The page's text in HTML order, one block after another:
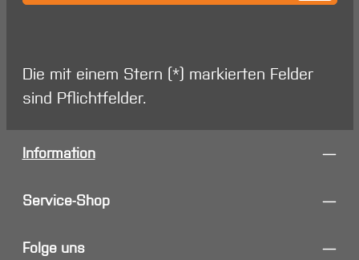
Die mit einem Stern (*) markierten Felder
sind Pflichtfelder.
Information
Service-Shop
Folge uns